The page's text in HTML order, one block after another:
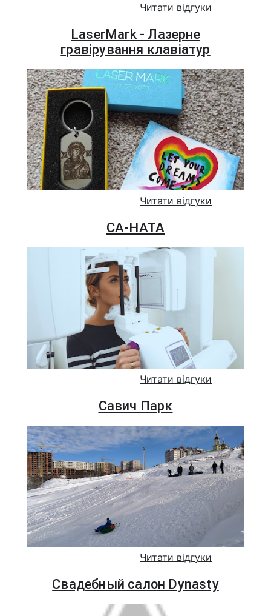
Читати відгуки
LaserMark - Лазерне
гравірування клавіатур
Читати відгуки
СА-НАТА
Читати відгуки
Савич Парк
Читати відгуки
Свадебный салон Dynasty